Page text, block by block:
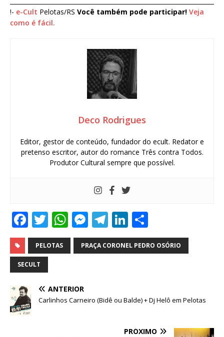
!- e-Cult Pelotas/RS Você também pode participar! Veja
como é fácil.
Deco Rodrigues
Editor, gestor de conteúdo, fundador do ecult. Redator e
pretenso escritor, autor do romance Três contra Todos.
Produtor Cultural sempre que possível.
F
a
c
e
o
o
T
w
it
r
W
h
at
A
p
M
e
ss
g
T
el
e
m
Li
n
k
n
h
ar
PELOTAS PRAÇA CORONEL PEDRO OSÓRIO
SECULT
ANTERIOR
Carlinhos Carneiro (Bidê ou Balde) + Dj Helô em Pelotas
PRÓXIMO